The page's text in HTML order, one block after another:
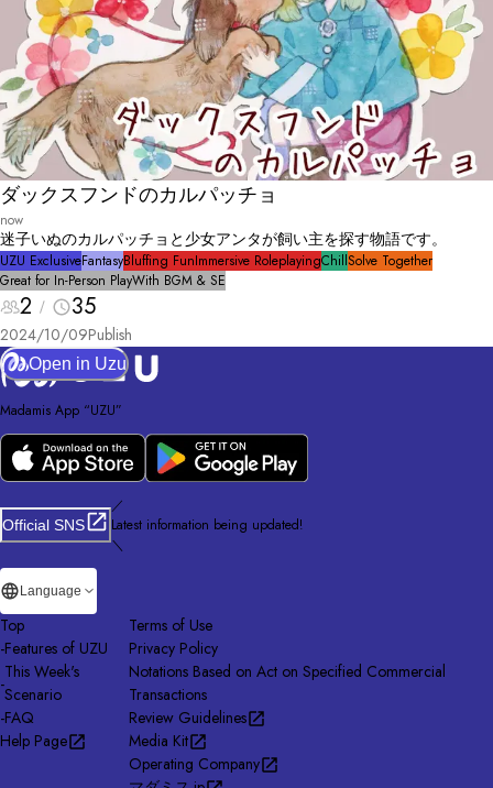
ダックスフンドのカルパッチョ
now
迷子いぬのカルパッチョと少女アンタが飼い主を探す物語です。
UZU ExclusiveFantasyBluffing FunImmersive RoleplayingChillSolve Together
Great for In-Person PlayWith BGM & SE
2 35
2024/10/09Publish
Open in Uzu
Madamis App “UZU”
Official SNS
／
Latest information being updated!
＼
Language
Top
-Features of UZU
-
This Week's
Scenario
-FAQ
Help Page
Terms of Use
Privacy Policy
Notations Based on Act on Specified Commercial
Transactions
Review Guidelines
Media Kit
Operating Company